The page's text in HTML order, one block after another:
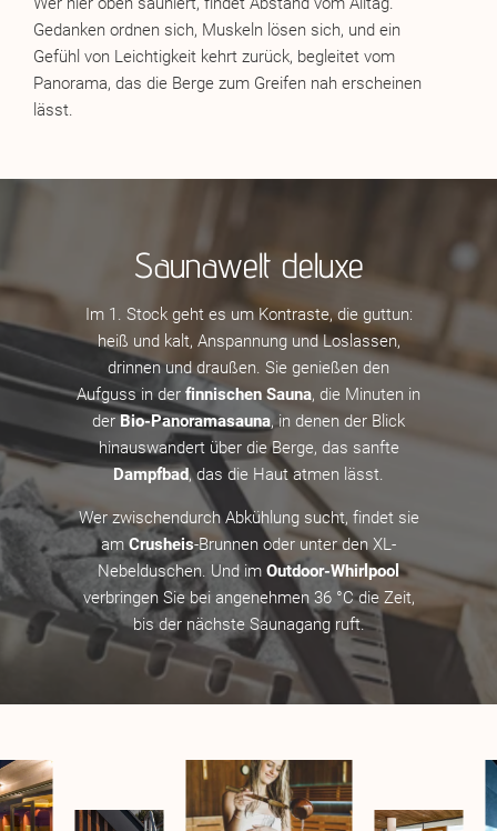
Gedanken ordnen sich, Muskeln lösen sich, und ein
Gefühl von Leichtigkeit kehrt zurück, begleitet vom
Panorama, das die Berge zum Greifen nah erscheinen
lässt.
Saunawelt deluxe
Im 1. Stock geht es um Kontraste, die guttun:
heiß und kalt, Anspannung und Loslassen,
drinnen und draußen. Sie genießen den
Aufguss in der finnischen Sauna, die Minuten in
der Bio-Panoramasauna, in denen der Blick
hinauswandert über die Berge, das sanfte
Dampfbad, das die Haut atmen lässt.
Wer zwischendurch Abkühlung sucht, findet sie
am Crusheis-Brunnen oder unter den XL-
Nebelduschen. Und im Outdoor-Whirlpool
verbringen Sie bei angenehmen 36 °C die Zeit,
bis der nächste Saunagang ruft.